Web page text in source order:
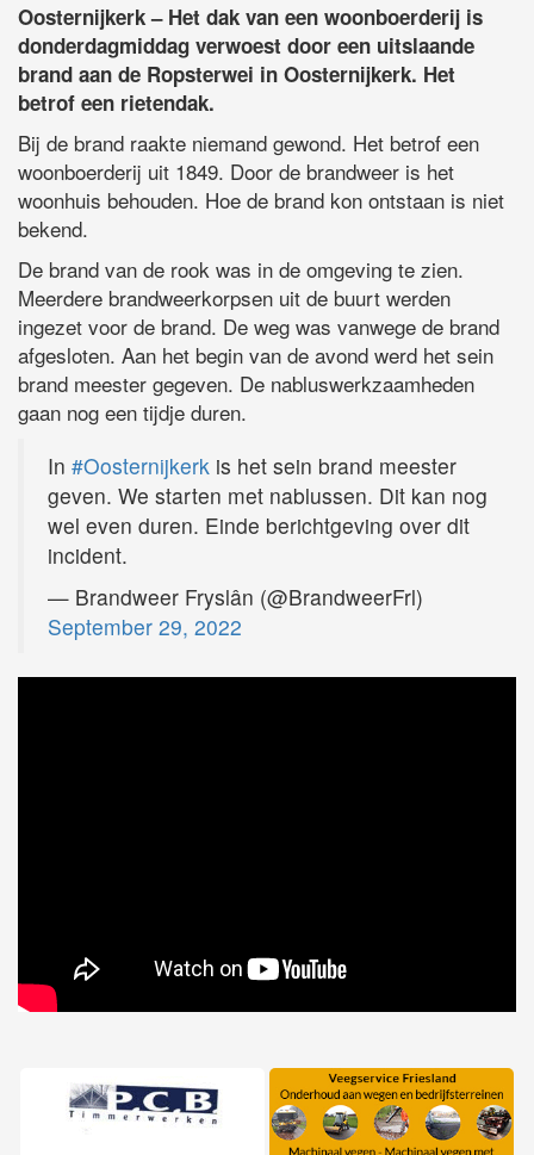
Oosternijkerk – Het dak van een woonboerderij is
donderdagmiddag verwoest door een uitslaande
brand aan de Ropsterwei in Oosternijkerk. Het
betrof een rietendak.
Bij de brand raakte niemand gewond. Het betrof een
woonboerderij uit 1849. Door de brandweer is het
woonhuis behouden. Hoe de brand kon ontstaan is niet
bekend.
De brand van de rook was in de omgeving te zien.
Meerdere brandweerkorpsen uit de buurt werden
ingezet voor de brand. De weg was vanwege de brand
afgesloten. Aan het begin van de avond werd het sein
brand meester gegeven. De nabluswerkzaamheden
gaan nog een tijdje duren.
In #Oosternijkerk is het sein brand meester
geven. We starten met nablussen. Dit kan nog
wel even duren. Einde berichtgeving over dit
incident.
— Brandweer Fryslân (@BrandweerFrl)
September 29, 2022